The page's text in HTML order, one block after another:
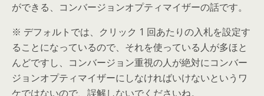
ができる、コンバージョンオプティマイザーの話です。
※ デフォルトでは、クリック 1 回あたりの入札を設定す
ることになっているので、それを使っている人が多ほと
んどですし、コンバージョン重視の人が絶対にコンバー
ジョンオプティマイザーにしなければいけないというワ
ケではないので、誤解しないでくださいね。